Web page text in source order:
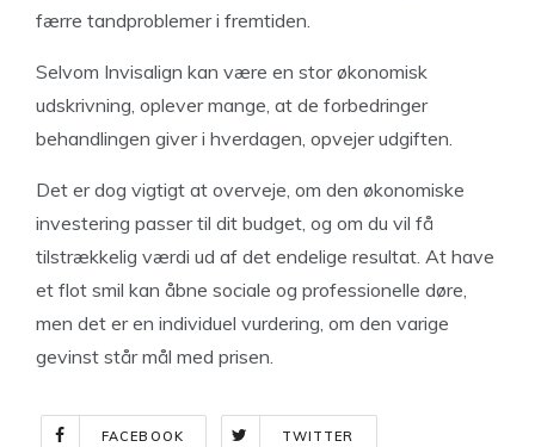
færre tandproblemer i fremtiden.
Selvom Invisalign kan være en stor økonomisk
udskrivning, oplever mange, at de forbedringer
behandlingen giver i hverdagen, opvejer udgiften.
Det er dog vigtigt at overveje, om den økonomiske
investering passer til dit budget, og om du vil få
tilstrækkelig værdi ud af det endelige resultat. At have
et flot smil kan åbne sociale og professionelle døre,
men det er en individuel vurdering, om den varige
gevinst står mål med prisen.
FACEBOOK TWITTER